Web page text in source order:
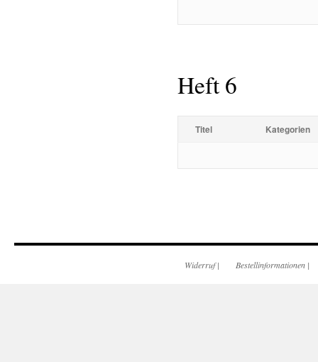
Heft 6
Titel Kategorien
Widerruf| Bestellinformationen |